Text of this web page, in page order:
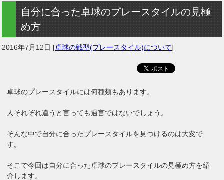
自分に合った卓球のプレースタイルの見極
め方
2016年7月12日 [卓球の戦型(プレースタイル)について]
卓球のプレースタイルには何種類もあります。
人それぞれ違うと言っても過言ではないでしょう。
そんな中で自分に合ったプレースタイルを見つけるのは大変で
す。
そこで今回は自分に合った卓球のプレースタイルの見極め方を紹
介します。